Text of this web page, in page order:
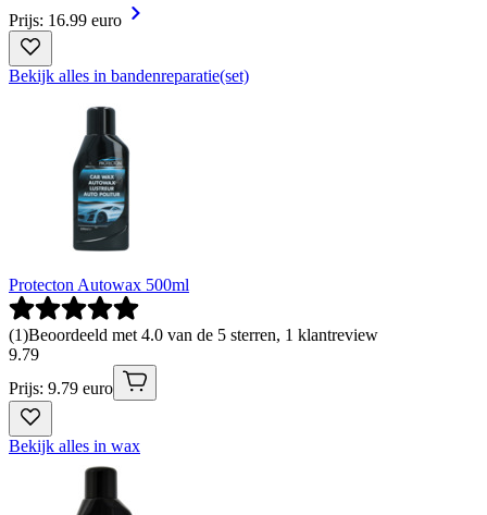
Prijs: 16.99 euro
Bekijk alles in bandenreparatie(set)
Protecton Autowax 500ml
(1)Beoordeeld met 4.0 van de 5 sterren, 1 klantreview
9.79
Prijs: 9.79 euro
Bekijk alles in wax